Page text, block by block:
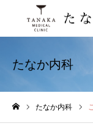
たなか内科
たなか内科